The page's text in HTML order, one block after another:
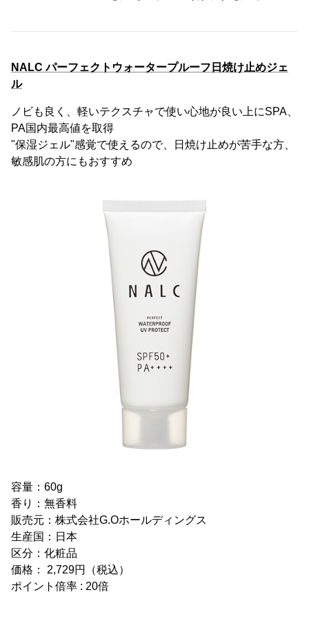
NALC パーフェクトウォータープルーフ日焼け止めジェ
ル
ノビも良く、軽いテクスチャで使い心地が良い上にSPA、
PA国内最高値を取得
"保湿ジェル"感覚で使えるので、日焼け止めが苦手な方、
敏感肌の方にもおすすめ
容量：60g
香り：無香料
販売元：株式会社G.Oホールディングス
生産国：日本
区分：化粧品
価格： 2,729円（税込）
ポイント倍率 : 20倍